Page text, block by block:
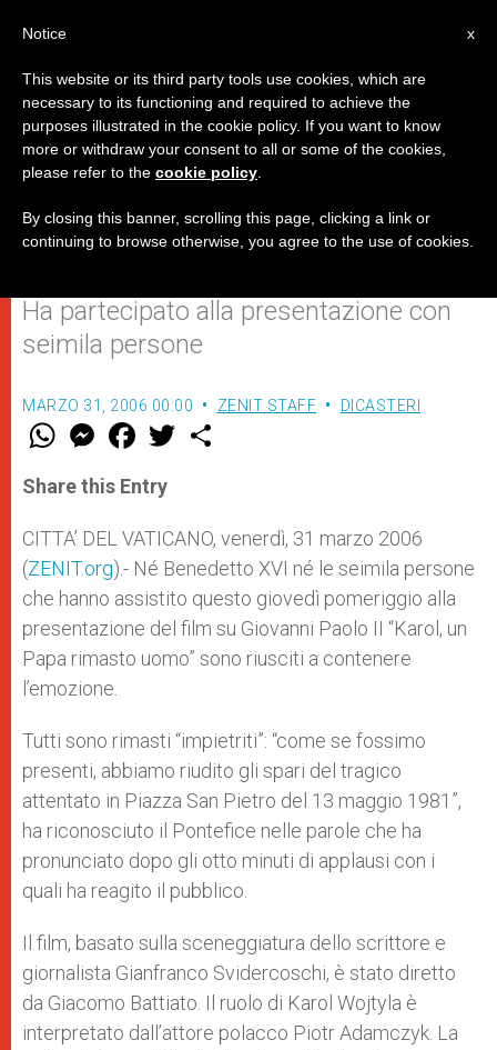
Emozione di Benedetto XVI alla
proiezione di un film su Papa
Wojtyla
Ha partecipato alla presentazione con
seimila persone
MARZO 31, 2006 00:00 ZENIT STAFF DICASTERI
W
t
s
p
p
M
e
s
e
g
e
r
F
a
e
b
o
k
w
r
Share this Entry
CITTA’ DEL VATICANO, venerdì, 31 marzo 2006
(ZENIT.org).- Né Benedetto XVI né le seimila persone
che hanno assistito questo giovedì pomeriggio alla
presentazione del film su Giovanni Paolo II “Karol, un
Papa rimasto uomo” sono riusciti a contenere
l’emozione.
Tutti sono rimasti “impietriti”: “come se fossimo
presenti, abbiamo riudito gli spari del tragico
attentato in Piazza San Pietro del 13 maggio 1981”,
ha riconosciuto il Pontefice nelle parole che ha
pronunciato dopo gli otto minuti di applausi con i
quali ha reagito il pubblico.
Il film, basato sulla sceneggiatura dello scrittore e
giornalista Gianfranco Svidercoschi, è stato diretto
da Giacomo Battiato. Il ruolo di Karol Wojtyla è
interpretato dall’attore polacco Piotr Adamczyk. La
x
Notice
This website or its third party tools use cookies, which are
necessary to its functioning and required to achieve the
purposes illustrated in the cookie policy. If you want to know
more or withdraw your consent to all or some of the cookies,
please refer to the cookie policy
By closing this banner, scrolling this page, clicking a link or
continuing to browse otherwise, you agree to the use of cookies.